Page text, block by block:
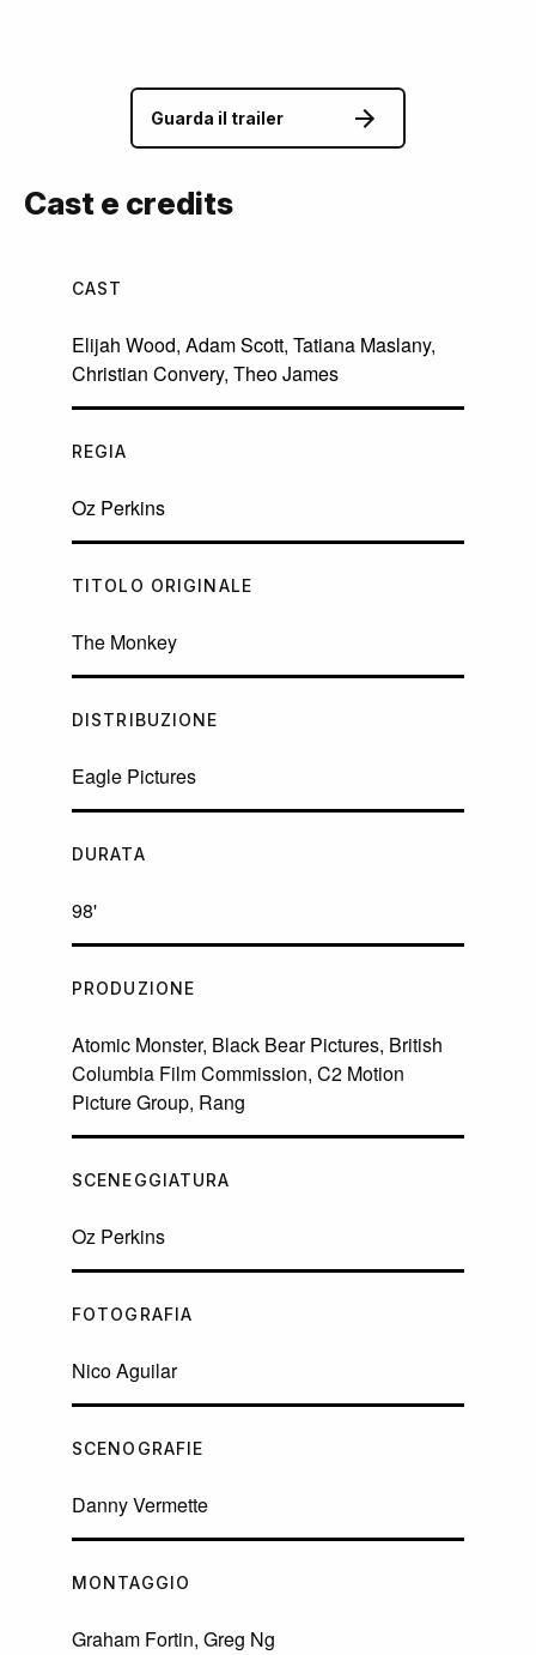
Guarda il trailer
Cast e credits
CAST
Elijah Wood, Adam Scott, Tatiana Maslany,
Christian Convery, Theo James
REGIA
Oz Perkins
TITOLO ORIGINALE
The Monkey
DISTRIBUZIONE
Eagle Pictures
DURATA
98'
PRODUZIONE
Atomic Monster, Black Bear Pictures, British
Columbia Film Commission, C2 Motion
Picture Group, Rang
SCENEGGIATURA
Oz Perkins
FOTOGRAFIA
Nico Aguilar
SCENOGRAFIE
Danny Vermette
MONTAGGIO
Graham Fortin, Greg Ng